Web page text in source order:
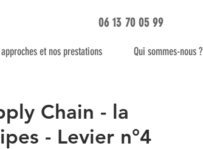
06 13 70 05 99
approches et nos prestations Qui sommes-nous ?
Chain - la
- Levier n°4